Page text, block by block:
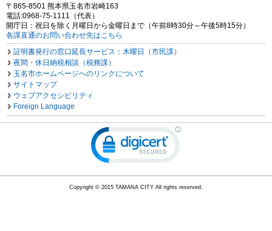
〒865-8501 熊本県玉名市岩崎163
電話:0968-75-1111（代表）
開庁日：祝日を除く月曜日から金曜日まで（午前8時30分～午後5時15分）
各課直通のお問い合わせ先はこちら
証明書発行の窓口延長サービス：木曜日（市民課）
夜間・休日納税相談（税務課）
玉名市ホームページへのリンクについて
サイトマップ
ウェブアクセシビリティ
Foreign Language
Copyright © 2015 TAMANA CITY All rights reserved.